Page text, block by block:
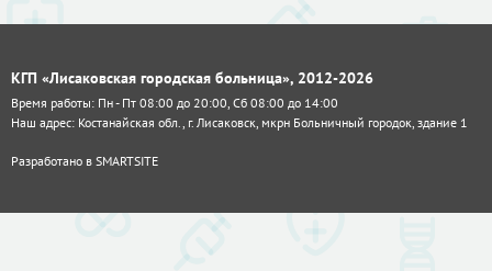
КГП «Лисаковская городская больница», 2012-2026
Время работы: Пн - Пт 08:00 до 20:00, Сб 08:00 до 14:00
Наш адрес: Костанайская обл., г. Лисаковск, мкрн Больничный городок, здание 1
Разработано в SMARTSITE